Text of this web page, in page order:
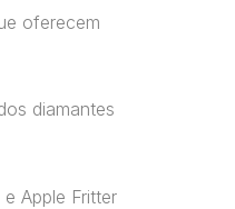
oferecem
diamantes
Apple Fritter